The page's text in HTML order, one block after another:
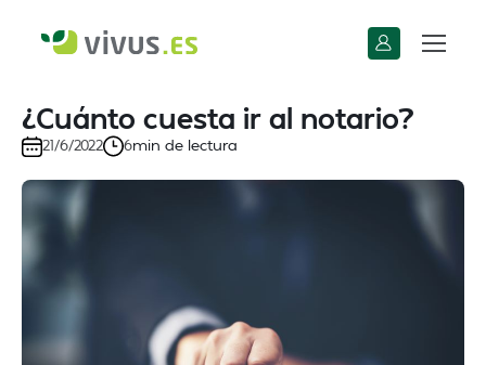
¿Cuánto cuesta ir al notario?
21/6/2022 6min de lectura